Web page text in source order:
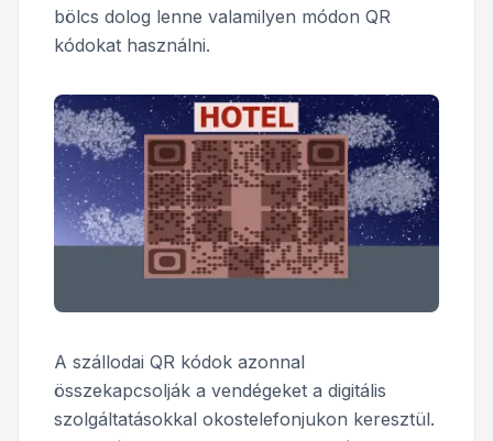
bölcs dolog lenne valamilyen módon QR
kódokat használni.
A szállodai QR kódok azonnal
összekapcsolják a vendégeket a digitális
szolgáltatásokkal okostelefonjukon keresztül.